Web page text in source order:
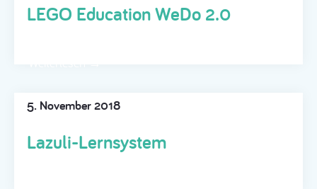
LEGO Education WeDo 2.0
5. November 2018
Lazuli-Lernsystem